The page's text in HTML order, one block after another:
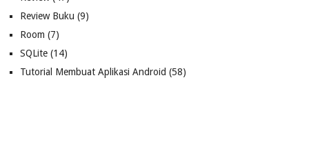
Review Buku (9)
Room (7)
SQLite(14)
Tutorial Membuat Aplikasi Android (58)